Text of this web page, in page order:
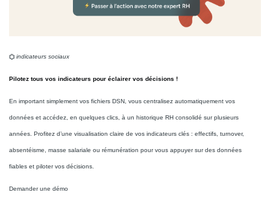
indicateurs sociaux
Pilotez tous vos indicateurs pour éclairer vos décisions !
En important simplement vos fichiers DSN, vous centralisez automatiquement vos
données et accédez, en quelques clics, à un historique RH consolidé sur plusieurs
années. Profitez d’une visualisation claire de vos indicateurs clés : effectifs, turnover,
absentéisme, masse salariale ou rémunération pour vous appuyer sur des données
fiables et piloter vos décisions.
Demander une démo